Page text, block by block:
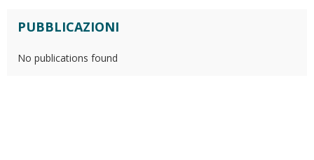
PUBBLICAZIONI
No publications found